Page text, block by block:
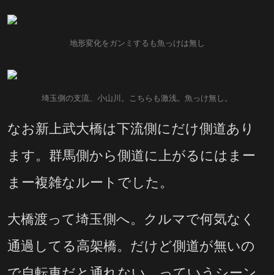
地形変化をガンミするも魚っけは無し
埼玉側の支流、小山川。こちらも激浅。魚っけ無し。
なお新上武大橋は下流側にだけ側道あり
ます。群馬側から側道に上がるにはまー
まー複雑なルートでした。
大橋渡って埼玉側へ。クルマで何気なく
通過してる高架橋。だけど側道が無いの